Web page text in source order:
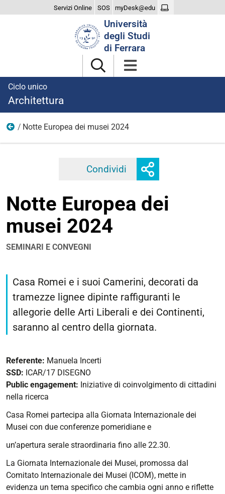
Servizi Online SOS myDesk@edu
Università
degli Studi
di Ferrara
Ciclo unico
Architettura
2024
Notte Europea dei musei 2024
Condividi Facebook
opzioni
di
Notte Europea dei
musei 2024
SEMINARI E CONVEGNI
architettura/eventi/2024/notte-
europea-
dei-
musei-
2024
dei
musei
2024
05-
18T17:00:00+02:00
2024-
18T19:00:00+02:00
Casa
Casa Romei e i suoi Camerini, decorati da
tramezze lignee dipinte raffiguranti le
allegorie delle Arti Liberali e dei Continenti,
saranno al centro della giornata.
Referente: Manuela Incerti
SSD: ICAR/17 DISEGNO
Public engagement: Iniziative di coinvolgimento di cittadini
nella ricerca
Casa Romei partecipa alla Giornata Internazionale dei
Musei con due conferenze pomeridiane e
un’apertura serale straordinaria fino alle 22.30.
La Giornata Internazionale dei Musei, promossa dal
Comitato Internazionale dei Musei (ICOM), mette in
evidenza un tema specifico che cambia ogni anno e riflette